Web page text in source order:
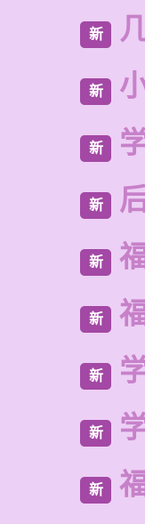
新
新
新
新
新
新
新
新
新